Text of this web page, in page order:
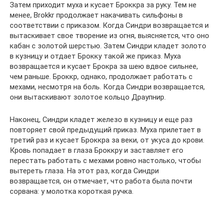
Затем приходит муха и кусает Броккра за руку. Тем не
менее, Brokkr продолжает накачивать сильфоны в
соответствии с приказом. Когда Синдри возвращается и
вытаскивает свое творение из огня, выясняется, что оно
кабан с золотой шерстью. Затем Синдри кладет золото
в кузницу и отдает Брокку такой же приказ. Муха
возвращается и кусает Брокра за шею вдвое сильнее,
чем раньше. Броккр, однако, продолжает работать с
мехами, несмотря на боль. Когда Синдри возвращается,
они вытаскивают золотое кольцо Драупнир.
Наконец, Синдри кладет железо в кузницу и еще раз
повторяет свой предыдущий приказ. Муха прилетает в
третий раз и кусает Броккра за веки, от укуса до крови.
Кровь попадает в глаза Броккру и заставляет его
перестать работать с мехами ровно настолько, чтобы
вытереть глаза. На этот раз, когда Синдри
возвращается, он отмечает, что работа была почти
сорвана: у молотка короткая ручка.